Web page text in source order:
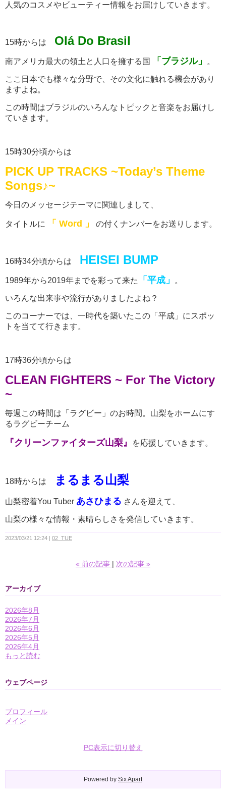
人気のコスメやビューティー情報をお届けしていきます。
15時からは Olá Do Brasil
南アメリカ最大の領土と人口を擁する国 「ブラジル」 。
ここ日本でも様々な分野で、その文化に触れる機会があり
ますよね。
この時間はブラジルのいろんなトピックと音楽をお届けし
ていきます。
15時30分頃からは
PICK UP TRACKS ~Today’s Theme
Songs♪~
今日のメッセージテーマに関連しまして、
タイトルに 「 Word 」 の付くナンバーをお送りします。
16時34分頃からは HEISEI BUMP
1989年から2019年までを彩って来た 「平成」 。
いろんな出来事や流行がありましたよね？
このコーナーでは、一時代を築いたこの「平成」にスポッ
トを当てて行きます。
17時36分頃からは
CLEAN FIGHTERS ~ For The Victory
~
毎週この時間は「ラグビー」のお時間。山梨をホームにす
るラグビーチーム
『クリーンファイターズ山梨』 を応援していきます。
18時からは まるまる山梨
山梨密着You Tuber あさひまる さんを迎えて、
山梨の様々な情報・素晴らしさを発信していきます。
2023/03/21 12:24 02_TUE
« 前の記事 次の記事 »
アーカイブ
2026年8月
2026年7月
2026年6月
2026年5月
2026年4月
もっと読む
ウェブページ
プロフィール
メイン
PC表示に切り替え
Powered by Six Apart